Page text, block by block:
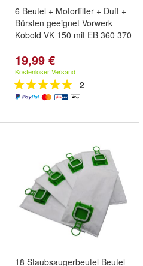
6 Beutel + Motorfilter + Duft +
Bürsten geeignet Vorwerk
Kobold VK 150 mit EB 360 370
19,99 €
Kostenloser Versand
2
18 Staubsaugerbeutel Beutel